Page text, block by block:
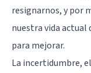
resignarnos, y por
nuestra vida
para mejorar.
La incertidumbre,